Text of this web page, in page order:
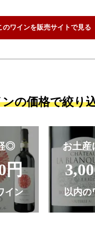
のワインを販売サイトで見る
の価格で絞り
◎
円
イン
お土
以内の